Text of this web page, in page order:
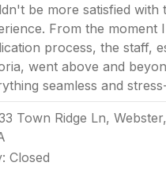
be more satisfied with
From the moment
process, the staff,
went above and
seamless and
Town Ridge Ln,
: Closed